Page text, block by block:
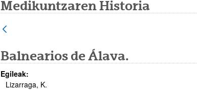
Medikuntzaren Historia
Balnearios de Álava.
Egileak:
Lizarraga, K.